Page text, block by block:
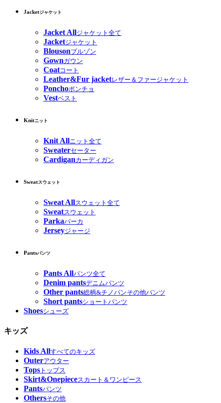
Jacketジャケット
Jacket Allジャケット全て
Jacketジャケット
Blousonブルゾン
Gownガウン
Coatコート
Leather&Fur jacketレザー＆ファージャケット
Ponchoポンチョ
Vestベスト
Knitニット
Knit Allニット全て
Sweaterセーター
Cardiganカーディガン
Sweatスウェット
Sweat Allスウェット全て
Sweatスウェット
Parkaパーカ
Jerseyジャージ
Pantsパンツ
Pants Allパンツ全て
Denim pantsデニムパンツ
Other pants総柄&チノパンその他パンツ
Short pantsショートパンツ
Shoesシューズ
キッズ
Kids Allすべてのキッズ
Outerアウター
Tops トップス
Skirt&Onepieceスカート＆ワンピース
Pantsパンツ
Othersその他